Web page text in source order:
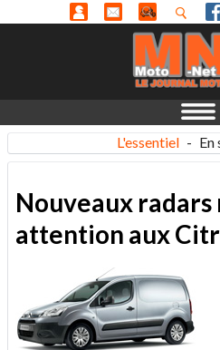
L'essentiel - En
Nouveaux radars
attention aux